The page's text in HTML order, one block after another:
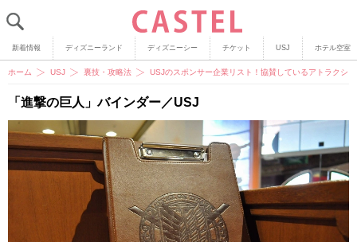
新着情報 ディズニーランド ディズニーシー チケット USJ ホテル空室
ホーム USJ 裏技・攻略法 USJのスポンサー企業リスト！協賛しているアトラクシ
「進撃の巨人」バインダー／USJ